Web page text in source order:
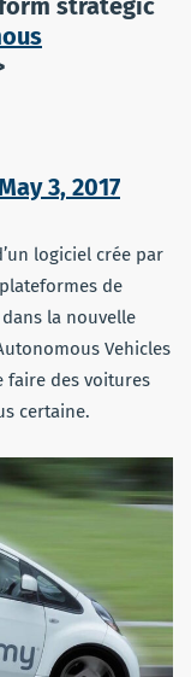
3, 2017
logiciel crée par
de
la nouvelle
Vehicles
faire des voitures
certaine.